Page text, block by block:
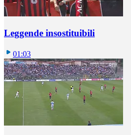
Leggende insostituibili
01:03